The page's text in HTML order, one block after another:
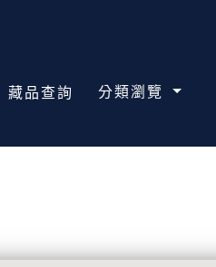
藏品查詢 分類瀏覽